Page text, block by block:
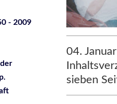
- 2009
04.
sieben